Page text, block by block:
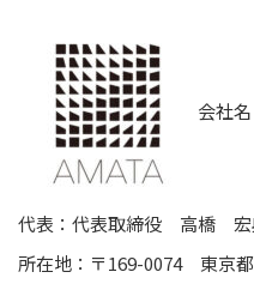
会社
代表：代表取締役 高橋 宏
所在地：〒169-0074 東京